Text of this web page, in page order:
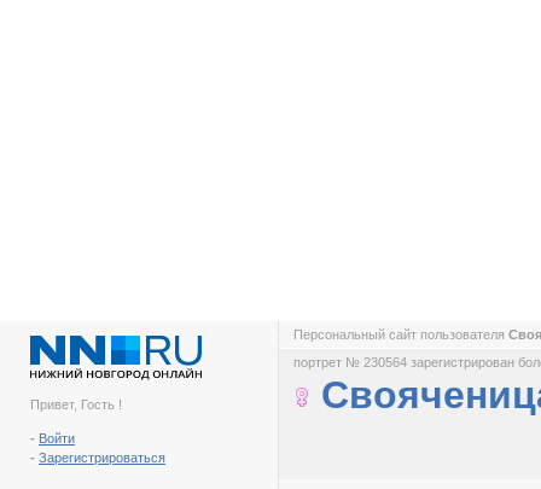
Привет, Гость !
- Войти
- Зарегистрироваться
Персональный сайт пользователя
портрет № 230564 зарегистрирован